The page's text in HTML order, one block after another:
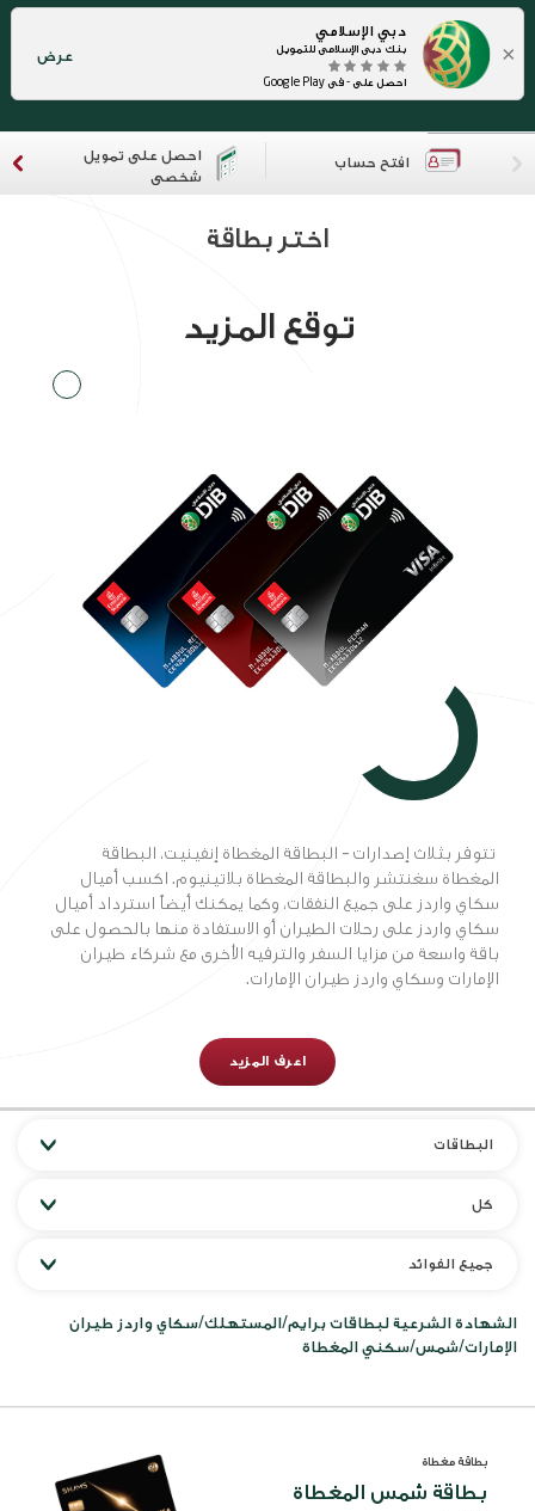
×
دبي الإسلامي
بنك دبي الإسلامي للتمويل
احصل على - في Google Play
عرض
افتح حساب
احصل على تمويل
شخصي
اختر بطاقة
توقع المزيد
تتوفر بثلاث إصدارات – البطاقة المغطاة إنفينيت، البطاقة
المغطاة سغنتشر والبطاقة المغطاة بلاتينيوم. اكسب أميال
سكاي واردز على جميع النفقات، وكما يمكنك أيضاً استرداد أميال
سكاي واردز على رحلات الطيران أو الاستفادة منها بالحصول على
باقة واسعة من مزايا السفر والترفيه الأخرى مع شركاء طيران
الإمارات وسكاي واردز طيران الإمارات.
اعرف المزيد
البطاقات
كل
جميع الفوائد
الشهادة الشرعية لبطاقات برايم/المستهلك/سكاي واردز طيران
الإمارات/شمس/سكني المغطاة
بطاقة مغطاة
بطاقة شمس المغطاة